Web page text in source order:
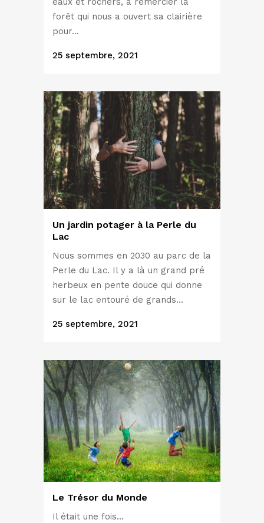
forêt qui nous a ouvert sa clairière
pour...
25 septembre, 2021
Un jardin potager à la Perle du
Lac
Nous sommes en 2030 au parc de la
Perle du Lac. Il y a là un grand pré
herbeux en pente douce qui donne
sur le lac entouré de grands...
25 septembre, 2021
Le Trésor du Monde
Il était une fois...